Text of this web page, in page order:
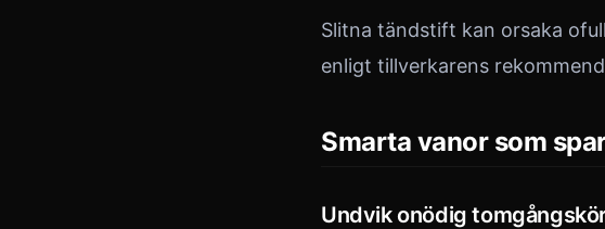
Slitna tändstift kan orsaka
enligt tillverkarens
Smarta vanor som
Undvik onödig